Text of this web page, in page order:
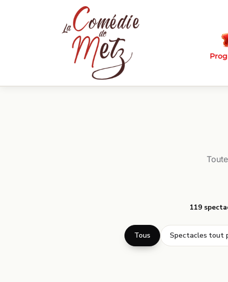
Passer au contenu principal
119
Tous Spectacles tout